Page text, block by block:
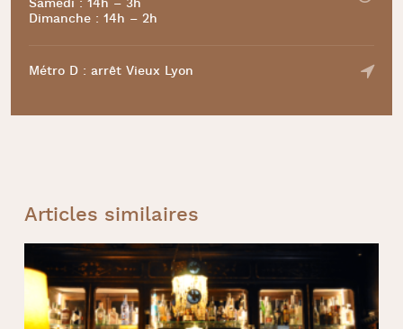
Samedi : 14h – 3h
Dimanche : 14h – 2h
Métro D : arrêt Vieux Lyon
Articles similaires